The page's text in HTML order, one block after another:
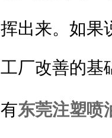
挥出来。如果
工厂改善的基
有东莞注塑喷